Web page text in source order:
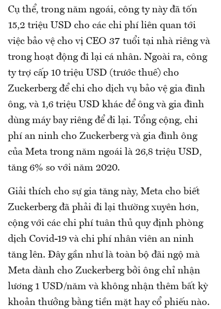
Cụ thể, trong năm ngoái, công ty này đã tốn
15,2 triệu USD cho các chi phí liên quan tới
việc bảo vệ cho vị CEO 37 tuổi tại nhà riêng và
trong hoạt động đi lại cá nhân. Ngoài ra, công
ty trợ cấp 10 triệu USD (trước thuế) cho
Zuckerberg để chi cho dịch vụ bảo vệ gia đình
ông, và 1,6 triệu USD khác để ông và gia đình
dùng máy bay riêng để đi lại. Tổng cộng, chi
phí an ninh cho Zuckerberg và gia đình ông
của Meta trong năm ngoái là 26,8 triệu USD,
tăng 6% so với năm 2020.
Giải thích cho sự gia tăng này, Meta cho biết
Zuckerberg đã phải đi lại thường xuyên hơn,
cộng với các chi phí tuân thủ quy định phòng
dịch Covid-19 và chi phí nhân viên an ninh
tăng lên. Đây gần như là toàn bộ đãi ngộ mà
Meta dành cho Zuckerberg bởi ông chỉ nhận
lương 1 USD/năm và không nhận thêm bất kỳ
khoản thưởng bằng tiền mặt hay cổ phiếu nào.